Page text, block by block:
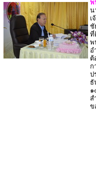
พ
น
เ
ชั
ที่
พ
อ
ต้
ก
ป
ธั
๑
ส
ข